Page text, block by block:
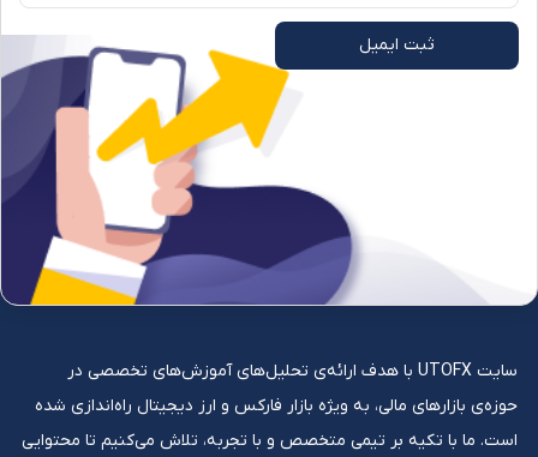
ثبت ایمیل
سایت UTOFX با هدف ارائه‌ی تحلیل‌های آموزش‌های تخصصی در
حوزه‌ی بازارهای مالی، به ویژه بازار فارکس و ارز دیجیتال راه‌اندازی شده
است. ما با تکیه بر تیمی متخصص و با تجربه، تلاش می‌کنیم تا محتوایی